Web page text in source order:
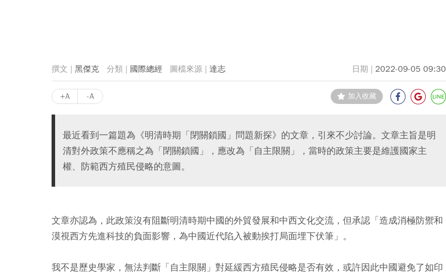
黑傑克 國際總經 達志 2022-09-05 09:30
+A -A 加入收藏
最近看到一篇題為《明清時期「閉關鎖國」問題新探》的文章，引來不少討論。文章主旨是明
清對外政策不應稱之為「閉關鎖國」，應改為「自主限關」，當時的政策主要是維護國家主
權、防範西方殖民侵略的意圖。
文章亦認為，此政策沒有阻斷明清時期中國的外貿發展和中西文化交流，但承認「造成消極防禦和
漠視西方先進科技的負面影響，為中國近代陷入被動挨打局面埋下伏筆」。
我不是歷史學家，無法判斷「自主限關」對延緩西方殖民侵略是否有效，或許因此中國避免了如印